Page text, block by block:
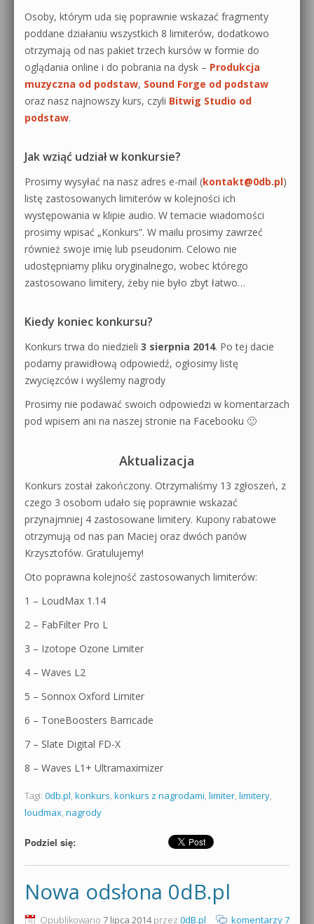
Osoby, którym uda się poprawnie wskazać fragmenty
poddane działaniu wszystkich 8 limiterów, dodatkowo
otrzymają od nas pakiet trzech kursów w formie do
oglądania online i do pobrania na dysk – Produkcja
muzyczna od podstaw, Sound Forge od podstaw
oraz nasz najnowszy kurs, czyli Bitwig Studio od
podstaw.
Jak wziąć udział w konkursie?
Prosimy wysyłać na nasz adres e-mail (kontakt@0db.pl)
listę zastosowanych limiterów w kolejności ich
występowania w klipie audio. W temacie wiadomości
prosimy wpisać „Konkurs”. W mailu prosimy zawrzeć
również swoje imię lub pseudonim. Celowo nie
udostępniamy pliku oryginalnego, wobec którego
zastosowano limitery, żeby nie było zbyt łatwo…
Kiedy koniec konkursu?
Konkurs trwa do niedzieli 3 sierpnia 2014. Po tej dacie
podamy prawidłową odpowiedź, ogłosimy listę
zwycięzców i wyślemy nagrody
Prosimy nie podawać swoich odpowiedzi w komentarzach
pod wpisem ani na naszej stronie na Facebooku 🙂
Aktualizacja
Konkurs został zakończony. Otrzymaliśmy 13 zgłoszeń, z
czego 3 osobom udało się poprawnie wskazać
przynajmniej 4 zastosowane limitery. Kupony rabatowe
otrzymują od nas pan Maciej oraz dwóch panów
Krzysztofów. Gratulujemy!
Oto poprawna kolejność zastosowanych limiterów:
1 – LoudMax 1.14
2 – FabFilter Pro L
3 – Izotope Ozone Limiter
4 – Waves L2
5 – Sonnox Oxford Limiter
6 – ToneBoosters Barricade
7 – Slate Digital FD-X
8 – Waves L1+ Ultramaximizer
Tagi: 0db.pl, konkurs, konkurs z nagrodami, limiter, limitery,
loudmax, nagrody
Podziel się:
Nowa odsłona 0dB.pl
Opublikowano 7 lipca 2014przez 0dB.pl komentarzy 7